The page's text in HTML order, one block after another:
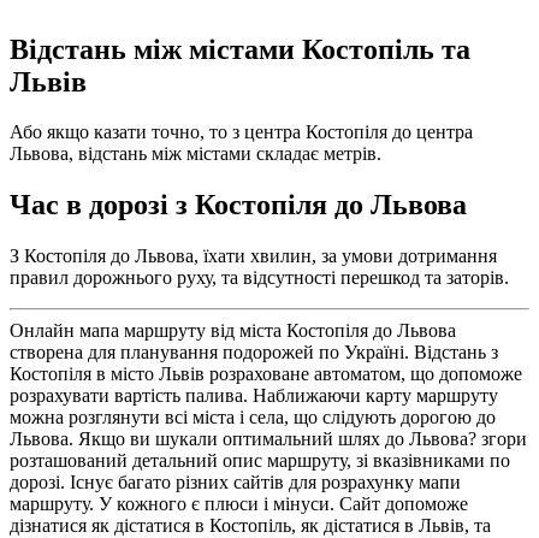
Відстань між містами Костопіль та
Львів
Або якщо казати точно, то з центра Костопіля до центра
Львова, відстань між містами складає метрів.
Час в дорозі з Костопіля до Львова
З Костопіля до Львова, їхати хвилин, за умови дотримання
правил дорожнього руху, та відсутності перешкод та заторів.
Онлайн мапа маршруту від міста Костопіля до Львова
створена для планування подорожей по Україні. Відстань з
Костопіля в місто Львів розраховане автоматом, що допоможе
розрахувати вартість палива. Наближаючи карту маршруту
можна розглянути всі міста і села, що слідують дорогою до
Львова. Якщо ви шукали оптимальний шлях до Львова? згори
розташований детальний опис маршруту, зі вказівниками по
дорозі. Існує багато різних сайтів для розрахунку мапи
маршруту. У кожного є плюси і мінуси. Сайт допоможе
дізнатися як дістатися в Костопіль, як дістатися в Львів, та